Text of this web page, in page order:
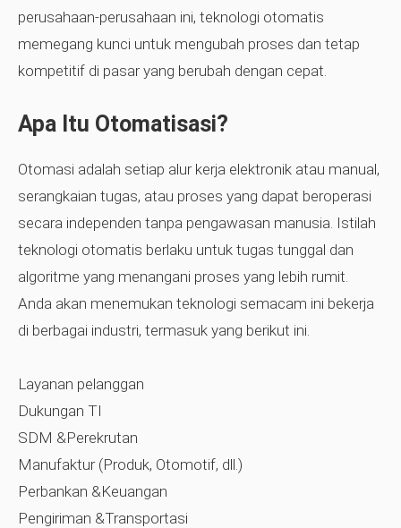
perusahaan-perusahaan ini, teknologi otomatis
memegang kunci untuk mengubah proses dan tetap
kompetitif di pasar yang berubah dengan cepat.
Apa Itu Otomatisasi?
Otomasi adalah setiap alur kerja elektronik atau manual,
serangkaian tugas, atau proses yang dapat beroperasi
secara independen tanpa pengawasan manusia. Istilah
teknologi otomatis berlaku untuk tugas tunggal dan
algoritme yang menangani proses yang lebih rumit.
Anda akan menemukan teknologi semacam ini bekerja
di berbagai industri, termasuk yang berikut ini.
Layanan pelanggan
Dukungan TI
SDM &Perekrutan
Manufaktur (Produk, Otomotif, dll.)
Perbankan &Keuangan
Pengiriman &Transportasi